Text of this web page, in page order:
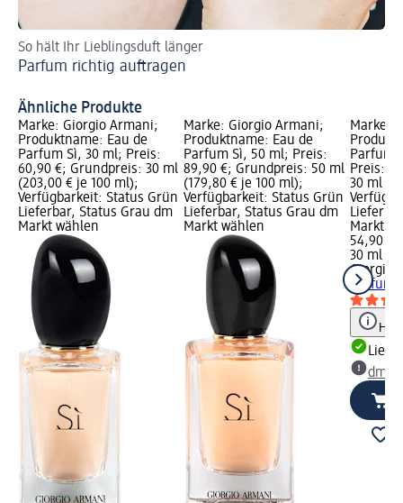
So hält Ihr Lieblingsduft länger
Parfum richtig auftragen
Ähnliche Produkte
Marke: Giorgio Armani;
Produktname: Eau de
Parfum Sì, 30 ml; Preis:
60,90 €; Grundpreis: 30 ml
(203,00 € je 100 ml);
Verfügbarkeit: Status Grün
Lieferbar, Status Grau dm
Markt wählen
Marke: Giorgio Armani;
Produktname: Eau de
Parfum Sì, 50 ml; Preis:
89,90 €; Grundpreis: 50 ml
(179,80 € je 100 ml);
Verfügbarkeit: Status Grün
Lieferbar, Status Grau dm
Markt wählen
Marke:
Parfum
Preis:
30 ml
Markt
54,90 €
30 ml
Giorgio
Parfum
dm